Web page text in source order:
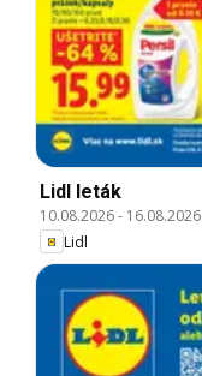
Lidl leták
10.08.2026- 16.08.2026
Lidl